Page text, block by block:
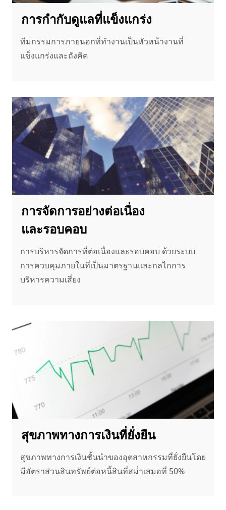
การกํากับดูแลที่แข็งแกร่ง
ทีมกรรมการภายนอกที่ทํางานเป็นหัวหน้างานที่
แข็งแกร่งและถังคิด
การจัดการอย่างต่อเนื่อง
และรอบคอบ
การบริหารจัดการที่ต่อเนื่องและรอบคอบ ด้วยระบบ
การควบคุมภายในที่เป็นมาตรฐานและกลไกการ
บริหารความเสี่ยง
สุขภาพทางการเงินที่ยั่งยืน
สุขภาพทางการเงินชั้นนําของอุตสาหกรรมที่ยั่งยืนโดย
มีอัตราส่วนสินทรัพย์ต่อหนี้สินที่สม่ําเสมอที่ 50%